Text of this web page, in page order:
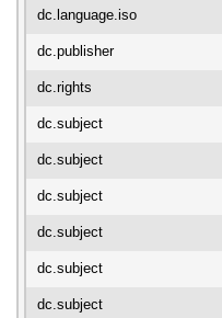
dc.language.iso
dc.publisher
dc.rights
dc.subject
dc.subject
dc.subject
dc.subject
dc.subject
dc.subject